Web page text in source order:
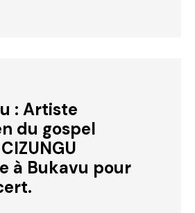
: Artiste
du gospel
à Bukavu pour